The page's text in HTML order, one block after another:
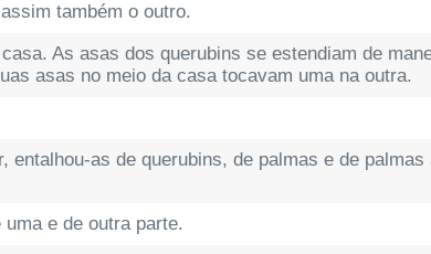
também o outro.
As asas dos querubins se estendiam de
asas no meio da casa tocavam uma na outra.
entalhou-as de querubins, de palmas e de
e de outra parte.